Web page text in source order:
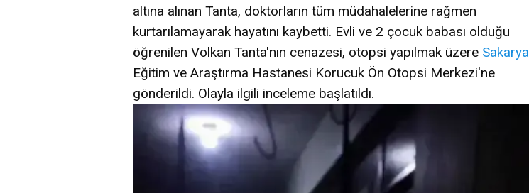
altına alınan Tanta, doktorların tüm müdahalelerine rağmen
kurtarılamayarak hayatını kaybetti. Evli ve 2 çocuk babası olduğu
öğrenilen Volkan Tanta'nın cenazesi, otopsi yapılmak üzere Sakarya
Eğitim ve Araştırma Hastanesi Korucuk Ön Otopsi Merkezi'ne
gönderildi. Olayla ilgili inceleme başlatıldı.